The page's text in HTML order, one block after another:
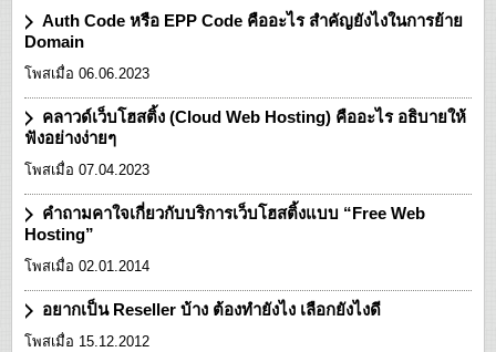
Auth Code หรือ EPP Code คืออะไร สำคัญยังไงในการย้าย
Domain
โพสเมื่อ 06.06.2023
คลาวด์เว็บโฮสติ้ง (Cloud Web Hosting) คืออะไร อธิบายให้
ฟังอย่างง่ายๆ
โพสเมื่อ 07.04.2023
คำถามคาใจเกี่ยวกับบริการเว็บโฮสติ้งแบบ “Free Web
Hosting”
โพสเมื่อ 02.01.2014
อยากเป็น Reseller บ้าง ต้องทำยังไง เลือกยังไงดี
โพสเมื่อ 15.12.2012